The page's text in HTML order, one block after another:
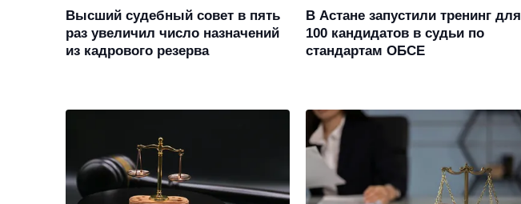
Высший судебный совет в пять
раз увеличил число назначений
из кадрового резерва
В Астане запустили тренинг для
100 кандидатов в судьи по
стандартам ОБСЕ